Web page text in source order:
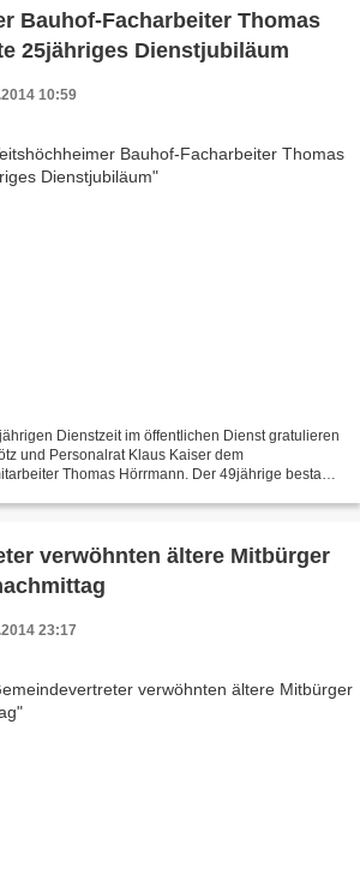
Bauhof-Facharbeiter Thomas
25jähriges Dienstjubiläum
10:59
Dienstzeit im öffentlichen Dienst gratulieren
und Personalrat Klaus Kaiser dem
Thomas Hörrmann. Der 49jährige bestand
verwöhnten ältere Mitbürger
23:17